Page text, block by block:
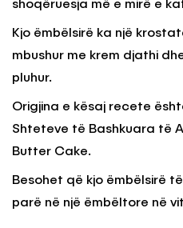
shoqëruesja më e mirë e
Kjo ëmbëlsirë ka një
mbushur me krem djathi
pluhur.
Origjina e kësaj recete
Shteteve të Bashkuara të
Butter Cake.
Besohet që kjo ëmbëlsirë
parë në një ëmbëltore në